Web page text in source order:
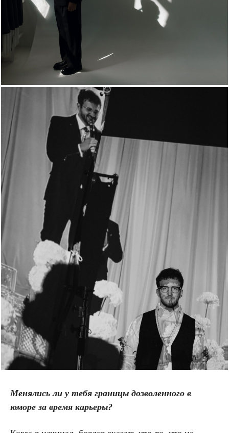
Менялись ли у тебя границы дозволенного в
юморе за время карьеры?